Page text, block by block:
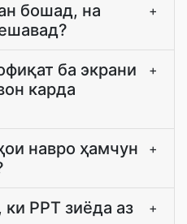
бошад, на
+
ба экрани
карда
+
навро ҳамчун
+
PPT зиёда аз
+